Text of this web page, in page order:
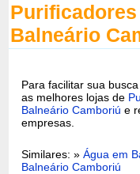
Balneário
Para facilitar sua
as melhores lojas de
Balneário Camboriú e
empresas.
Similares: »Água em
Balneário Camboriú